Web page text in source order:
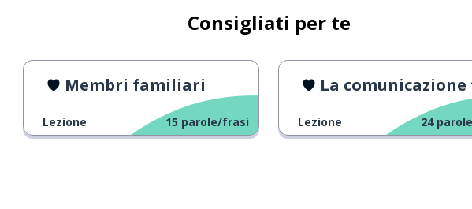
Consigliati per te
Membri familiari
Lezione 15 parole/frasi
La comunicazione tra genitore e
Lezione 24